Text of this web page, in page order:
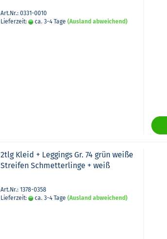
Art.Nr.: 0331-0010
Lieferzeit:
ca. 3-4 Tage (Ausland abweichend)
2tlg Kleid + Leg­gings Gr. 74 grün weiße
Strei­fen Schmet­ter­lin­ge + weiß
Art.Nr.: 1378-0358
Lieferzeit:
ca. 3-4 Tage (Ausland abweichend)